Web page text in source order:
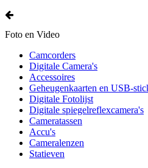
Foto en Video
Camcorders
Digitale Camera's
Accessoires
Geheugenkaarten en USB-
Digitale Fotolijst
Digitale spiegelreflexcamera's
Cameratassen
Accu's
Cameralenzen
Statieven